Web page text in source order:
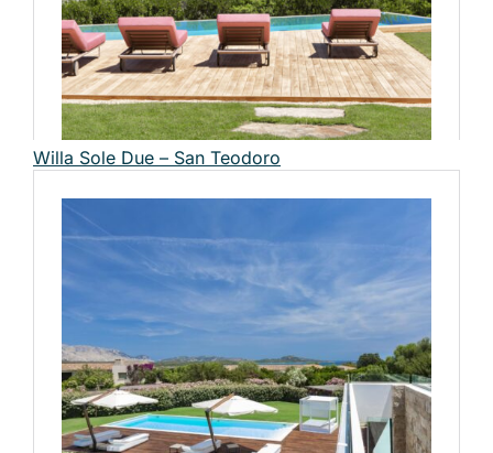
Willa Sole Due – San Teodoro